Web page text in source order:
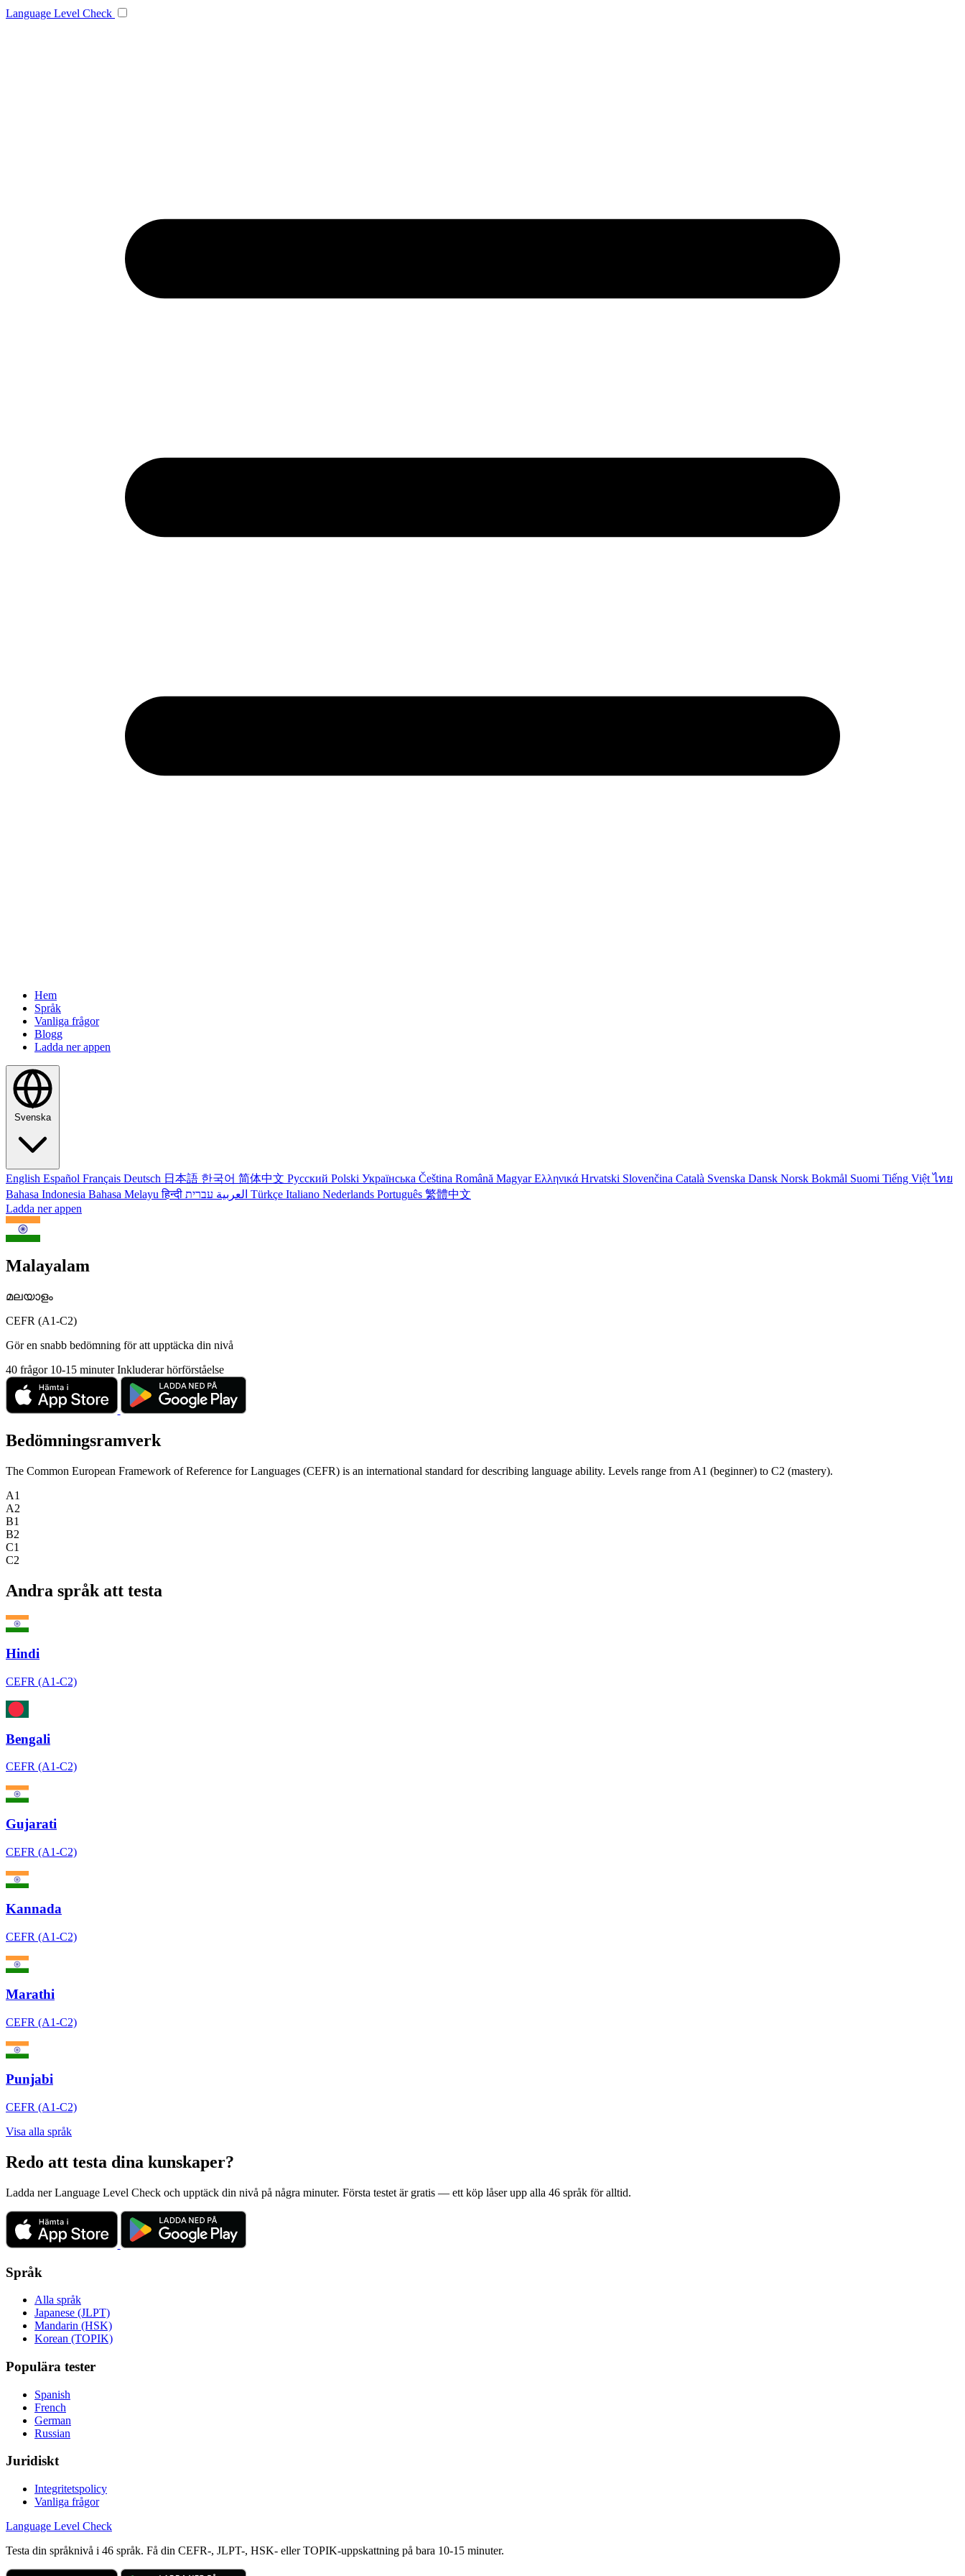
Language Level Check
Hem
Språk
Vanliga frågor
Blogg
Ladda ner appen
Svenska
English Español Français Deutsch 日本語 한국어 简体中文 Русский Polski Українська Čeština Română MagyarΕλληνικά Hrvatski Slovenčina Català Svenska Dansk Norsk Bokmål Suomi Tiếng Việtไทย
Bahasa Indonesia Bahasa Melayuहिन्दी العربية Türkçe Italiano Nederlands Português 繁體中文
Ladda ner appen
Malayalam
മലയാളം
CEFR (A1-C2)
Gör en snabb bedömning för att upptäcka din nivå
40 frågor 10-15 minuterInkluderar hörförståelse
Bedömningsramverk
The Common European Framework of Reference for Languages (CEFR) is an international standard for describing language ability. Levels range from A1 (beginner) to C2 (mastery).
A1
A2
B1
B2
C1
C2
Andra språk att testa
Hindi
CEFR (A1-C2)
Bengali
CEFR (A1-C2)
Gujarati
CEFR (A1-C2)
Kannada
CEFR (A1-C2)
Marathi
CEFR (A1-C2)
Punjabi
CEFR (A1-C2)
Visa alla språk
Redo att testa dina kunskaper?
Ladda ner Language Level Check och upptäck din nivå på några minuter. Första testet är gratis — ett köp låser upp alla 46 språk för alltid.
Språk
Alla språk
Japanese (JLPT)
Mandarin (HSK)
Korean (TOPIK)
Populära tester
Spanish
French
German
Russian
Juridiskt
Integritetspolicy
Vanliga frågor
Language Level Check
Testa din språknivå i 46 språk. Få din CEFR-, JLPT-, HSK- eller TOPIK-uppskattning på bara 10-15 minuter.